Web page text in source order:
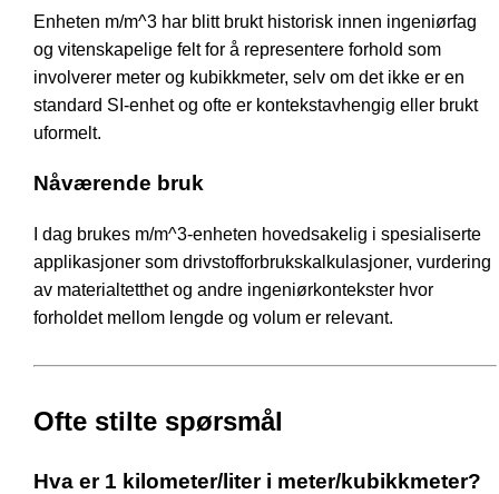
Enheten m/m^3 har blitt brukt historisk innen ingeniørfag
og vitenskapelige felt for å representere forhold som
involverer meter og kubikkmeter, selv om det ikke er en
standard SI-enhet og ofte er kontekstavhengig eller brukt
uformelt.
Nåværende bruk
I dag brukes m/m^3-enheten hovedsakelig i spesialiserte
applikasjoner som drivstofforbrukskalkulasjoner, vurdering
av materialtetthet og andre ingeniørkontekster hvor
forholdet mellom lengde og volum er relevant.
Ofte stilte spørsmål
Hva er 1 kilometer/liter i meter/kubikkmeter?